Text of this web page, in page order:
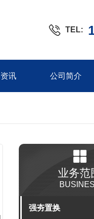
TEL:
讯 公司简介
业务范
强夯置换